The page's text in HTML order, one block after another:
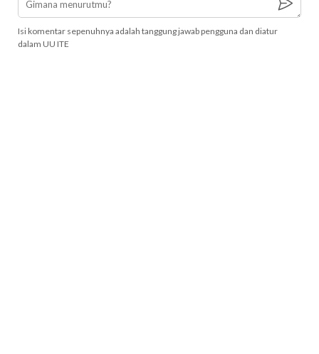
Isi komentar sepenuhnya adalah tanggung jawab pengguna dan diatur
dalam UU ITE